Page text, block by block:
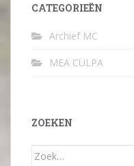
CATEGORIEËN
Archief MC
MEA CULPA
ZOEKEN
Zoek